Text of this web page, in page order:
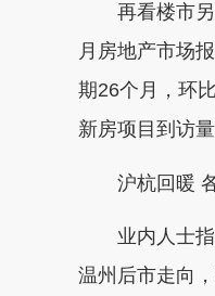
再看楼市另
月房地产市场
期26个月，环
新房项目到访
沪杭回暖
业内人士指
温州后市走向